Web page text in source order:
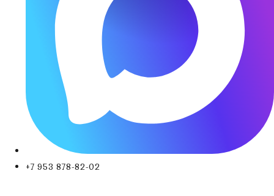
+7 953 878-82-02